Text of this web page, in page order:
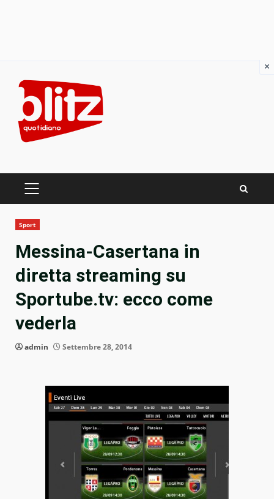
content
PRIMARY
Sport
Messina-Casertana in
diretta streaming su
Sportube.tv: ecco come
vederla
admin Settembre 28, 2014
×